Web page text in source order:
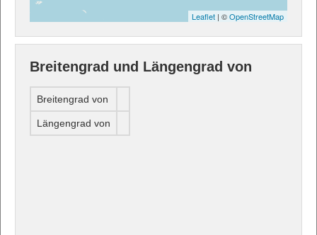
Leaflet | ©OpenStreetMap
Breitengrad und Längengrad von
Breitengrad von
Längengrad von